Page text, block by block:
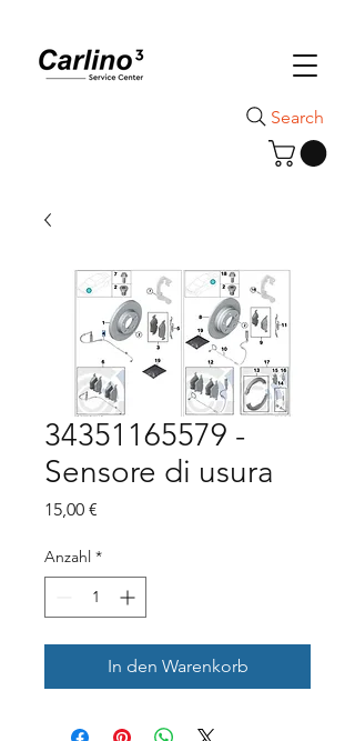
Search
34351165579 -
Sensore di usura
15,00 €
Anzahl *
In den Warenkorb